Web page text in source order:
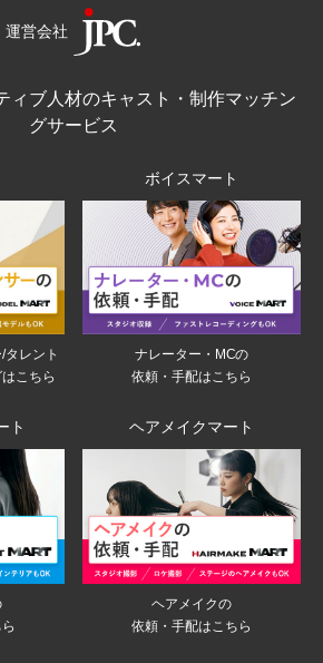
運営会社
ィブ人材のキャスト・制作マッチン
グサービス
タレント
こちら
ボイスマート
ナレーター・MCの
依頼・手配はこちら
ト ヘアメイクマート
ヘアメイクの
依頼・手配はこちら